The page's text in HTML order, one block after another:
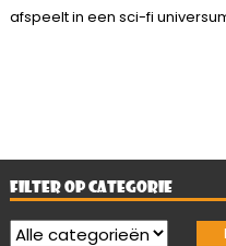
afspeelt in een sci-fi
FILTER OP CATEGORIE